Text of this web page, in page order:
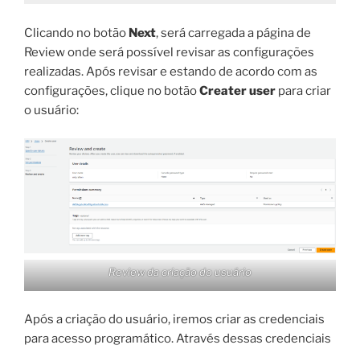
Clicando no botão Next, será carregada a página de
Review onde será possível revisar as configurações
realizadas. Após revisar e estando de acordo com as
configurações, clique no botãoCreater user para criar
o usuário:
Review da criação do usuário
Após a criação do usuário, iremos criar as credenciais
para acesso programático. Através dessas credenciais